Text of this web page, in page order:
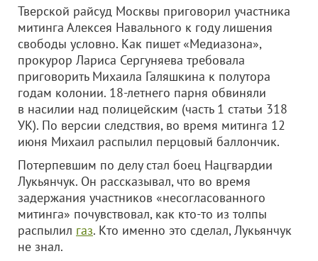
Тверской райсуд Москвы приговорил участника
митинга Алексея Навального к году лишения
свободы условно. Как пишет «Медиазона»,
прокурор Лариса Сергуняева требовала
приговорить Михаила Галяшкина к полутора
годам колонии. 18-летнего парня обвиняли
в насилии над полицейским (часть 1 статьи 318
УК). По версии следствия, во время митинга 12
июня Михаил распылил перцовый баллончик.
Потерпевшим по делу стал боец Нацгвардии
Лукьянчук. Он рассказывал, что во время
задержания участников «несогласованного
митинга» почувствовал, как кто-то из толпы
распылил газ. Кто именно это сделал, Лукьянчук
не знал.